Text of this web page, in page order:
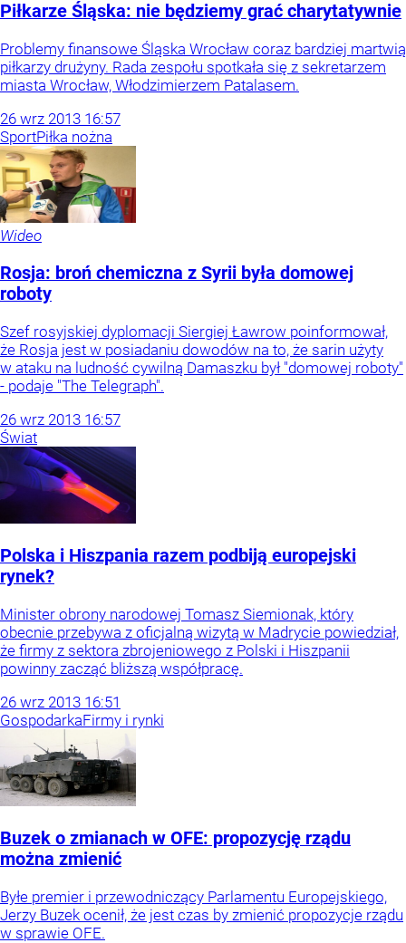
Piłkarze Śląska: nie będziemy grać charytatywnie
Problemy finansowe Śląska Wrocław coraz bardziej martwią
piłkarzy drużyny. Rada zespołu spotkała się z sekretarzem
miasta Wrocław, Włodzimierzem Patalasem.
26 wrz 2013 16:57
SportPiłka nożna
Wideo
Rosja: broń chemiczna z Syrii była domowej
roboty
Szef rosyjskiej dyplomacji Siergiej Ławrow poinformował,
że Rosja jest w posiadaniu dowodów na to, że sarin użyty
w ataku na ludność cywilną Damaszku był "domowej roboty"
- podaje "The Telegraph".
26 wrz 2013 16:57
Świat
Polska i Hiszpania razem podbiją europejski
rynek?
Minister obrony narodowej Tomasz Siemionak, który
obecnie przebywa z oficjalną wizytą w Madrycie powiedział,
że firmy z sektora zbrojeniowego z Polski i Hiszpanii
powinny zacząć bliższą współpracę.
26 wrz 2013 16:51
GospodarkaFirmy i rynki
Buzek o zmianach w OFE: propozycję rządu
można zmienić
Byłe premier i przewodniczący Parlamentu Europejskiego,
Jerzy Buzek ocenił, że jest czas by zmienić propozycje rządu
w sprawie OFE.